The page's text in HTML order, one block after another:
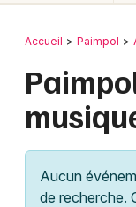
Publier un
Grands
Activité &
Bordeaux
Colmar
Lille
Lyon
Retour
Accueil Paimpol
Aucun
de recherche.
Où ?
Partout
Près de
Quand ?
Aujourd'hui